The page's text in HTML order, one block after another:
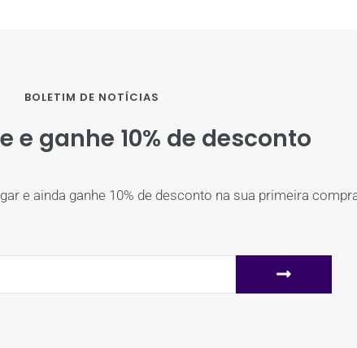
BOLETIM DE NOTÍCIAS
e ganhe 10% de desconto
e ainda ganhe 10% de desconto na sua primeira